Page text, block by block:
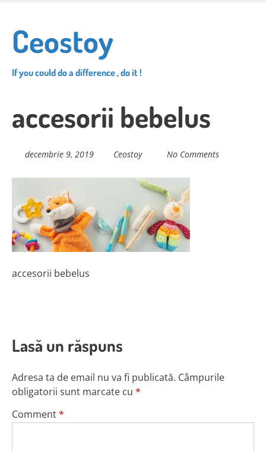
main
content
Ceostoy
If you could do a difference , do it !
accesorii bebelus
decembrie 9, 2019 Ceostoy No Comments
accesorii bebelus
Lasă un răspuns
Adresa ta de email nu va fi publicată. Câmpurile
obligatorii sunt marcate cu *
Comment*